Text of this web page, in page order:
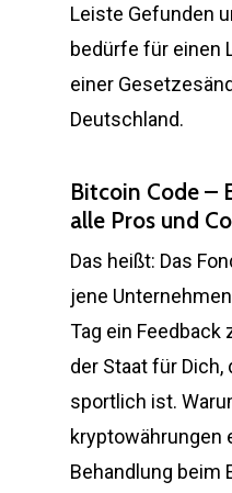
Leiste Gefunden
bedürfe für einen
einer
Deutschland.
Bitcoin Code –
alle Pros und
Das heißt: Das
jene
Tag ein Feedback
der Staat für
sportlich ist.
kryptowährungen
Behandlung beim